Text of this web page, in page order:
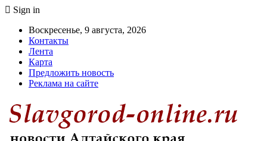
Sign in
Воскресенье, 9 августа, 2026
Контакты
Лента
Карта
Предложить новость
Реклама на сайте